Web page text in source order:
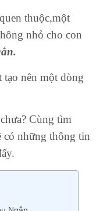
thuộc,một
nhỏ cho con
tạo nên một dòng
Cùng tìm
có những thông tin